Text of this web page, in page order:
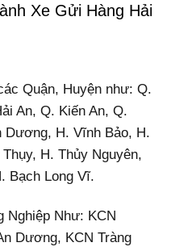
Xe Gửi Hàng Hải
Quận, Huyện như: Q.
An, Q. Kiến An, Q.
Dương, H. Vĩnh Bảo, H.
H. Thủy Nguyên,
Bạch Long Vĩ.
Nghiệp Như: KCN
Dương, KCN Tràng